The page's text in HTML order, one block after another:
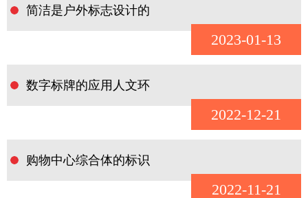
简洁是户外标志设计的
2023-01-13
数字标牌的应用人文环
2022-12-21
购物中心综合体的标识
2022-11-21